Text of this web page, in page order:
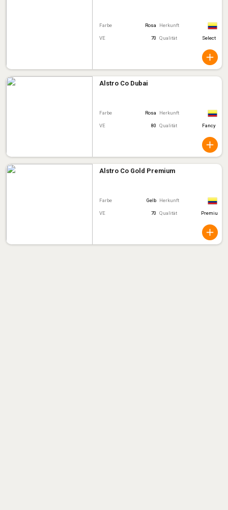
Farbe Rosa Herkunft
VE 70 Qualität Select
Alstro Co Dubai
Farbe Rosa Herkunft
VE 80 Qualität Fancy
Alstro Co Gold Premium
Farbe Gelb Herkunft
VE 70 Qualität Premiu